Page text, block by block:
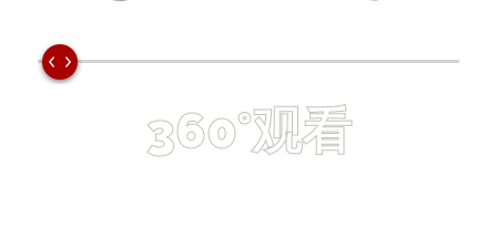
360°观看